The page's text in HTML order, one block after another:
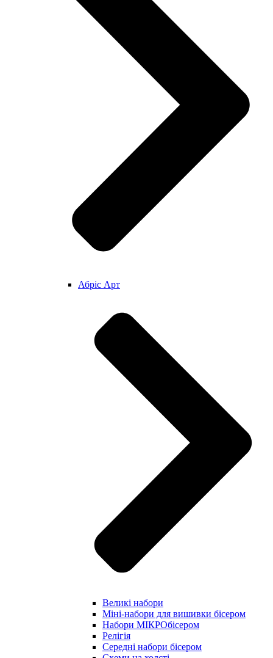
Абріс Арт
Великі набори
Міні-набори для вишивки бісером
Набори МІКРОбісером
Релігія
Середні набори бісером